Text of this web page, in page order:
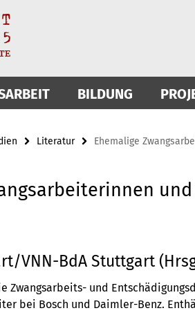
BILDUNG
Literatur Ehemalige
VNN-BdA Stuttgart
Zwangsarbeits- und
bei Bosch und Daimler-Benz.